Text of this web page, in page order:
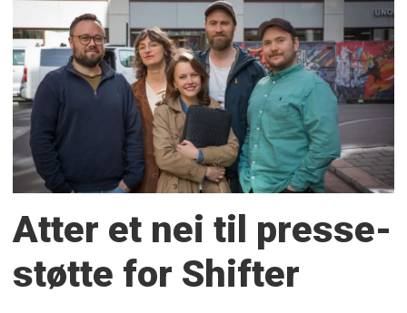
Atter et nei til presse­
støtte for Shifter